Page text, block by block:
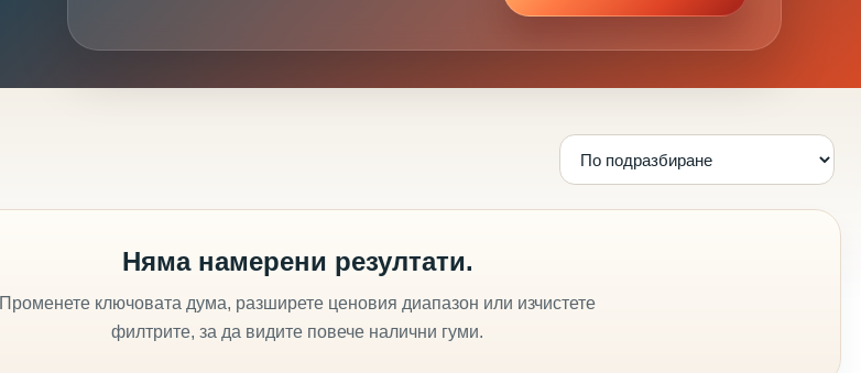
Няма намерени резултати.
Променете ключовата дума, разширете ценовия диапазон или изчистете
филтрите, за да видите повече налични гуми.